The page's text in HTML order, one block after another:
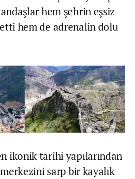
hem şehrin eşsiz
hem de adrenalin dolu
ikonik tarihi yapılarından
sarp bir kayalık